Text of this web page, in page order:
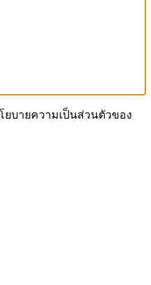
ยบายความเป็นส่วนตัวของ